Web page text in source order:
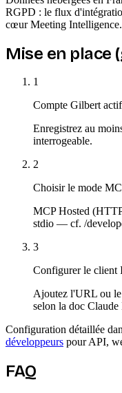
RGPD : le flux
cœur Meeting Intelligence.
Mise en place
1
Compte Gilbert actif
Enregistrez au
interrogeable.
2
Choisir le mode
MCP Hosted
stdio — cf. /
3
Configurer le client
Ajoutez l'URL ou le
selon la doc
Configuration détaillée
développeurs pour API,
FAQ